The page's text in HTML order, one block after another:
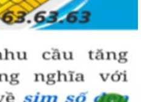
Thủy?
tính toán theo các nguyên
thập tứ quái, ngũ hành sinh
tinh đồ pháp và hội tụ đầy
sim số đẹp phong thủy hợp